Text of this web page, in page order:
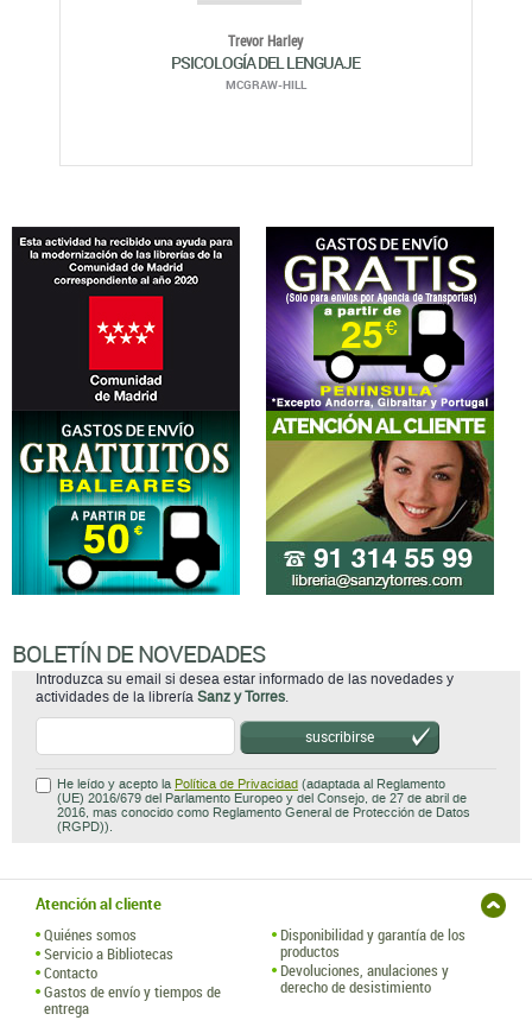
Trevor Harley
PSICOLOGÍA DEL LENGUAJE
MCGRAW-HILL
BOLETÍN DE NOVEDADES
Introduzca su email si desea estar informado de las novedades y
actividades de la librería Sanz y Torres.
suscribirse
He leído y acepto la Política de Privacidad (adaptada al Reglamento
(UE) 2016/679 del Parlamento Europeo y del Consejo, de 27 de abril de
2016, mas conocido como Reglamento General de Protección de Datos
(RGPD)).
Atención al cliente
Quiénes somos
Servicio a Bibliotecas
Contacto
Gastos de envío y tiempos de
entrega
Disponibilidad y garantía de los
productos
Devoluciones, anulaciones y
derecho de desistimiento